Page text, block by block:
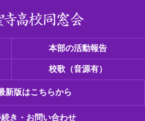
本部の活動報告
校歌（音源有）
新版はこちらから
き・お問い合わせ